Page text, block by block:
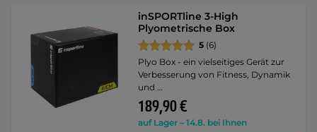
inSPORTline 3-High
Plyometrische Box
5 (6)
Plyo Box - ein vielseitiges Gerät zur
Verbesserung von Fitness, Dynamik
und …
189,90 €
auf Lager – 14.8. bei Ihnen